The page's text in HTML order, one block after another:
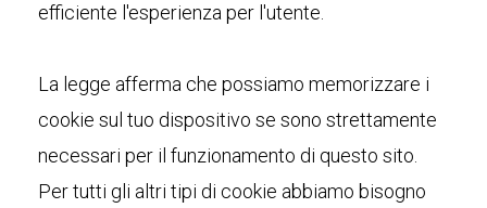
efficiente l'esperienza per l'utente.
La legge afferma che possiamo memorizzare i
cookie sul tuo dispositivo se sono strettamente
necessari per il funzionamento di questo sito.
Per tutti gli altri tipi di cookie abbiamo bisogno